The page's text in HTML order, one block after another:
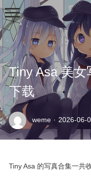
Tiny Asa 美
下载
weme · 2026-06-
Tiny Asa 的写真合集一共
示
例
面